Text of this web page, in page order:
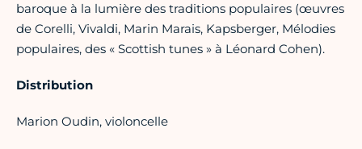
baroque à la lumière des traditions populaires (œuvres
de Corelli, Vivaldi, Marin Marais, Kapsberger, Mélodies
populaires, des « Scottish tunes » à Léonard Cohen).
Distribution
Marion Oudin, violoncelle